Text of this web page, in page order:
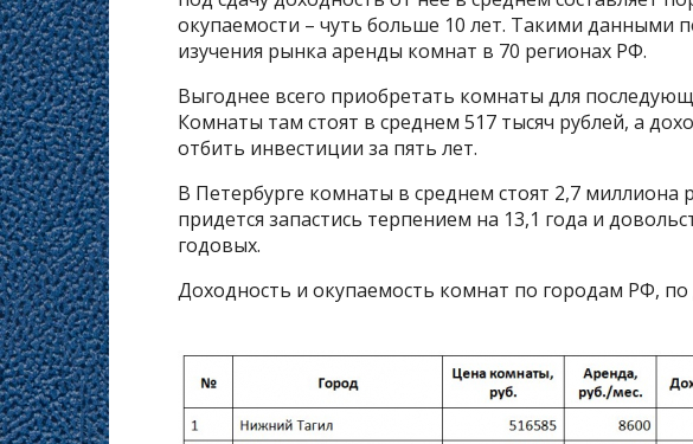
окупаемости – чуть больше 10 лет. Такими данными
изучения рынка аренды комнат в 70 регионах РФ.
Выгоднее всего приобретать комнаты для
Комнаты там стоят в среднем 517 тысяч рублей, а
отбить инвестиции за пять лет.
В Петербурге комнаты в среднем стоят 2,7 миллиона
придется запастись терпением на 13,1 года и
годовых.
Доходность и окупаемость комнат по городам РФ,